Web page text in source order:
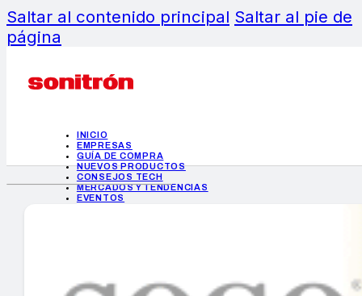
Saltar al contenido principal Saltar al pie de
página
INICIO
EMPRESAS
GUÍA DE COMPRA
NUEVOS PRODUCTOS
CONSEJOS TECH
MERCADOS Y TENDENCIAS
EVENTOS